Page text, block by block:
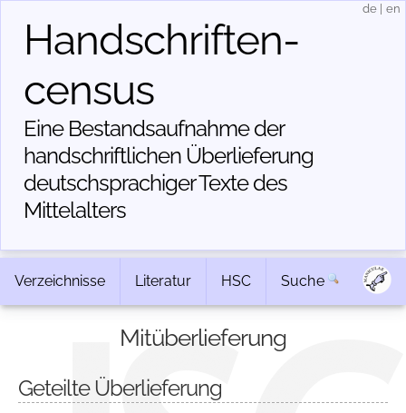
Handschriften­
census
Eine Bestandsaufnahme der
handschriftlichen Über­lieferung
deutschsprachiger Texte des
Mittelalters
de en
Verzeichnisse Literatur HSC Suche
Mitüberlieferung
Geteilte Überlieferung